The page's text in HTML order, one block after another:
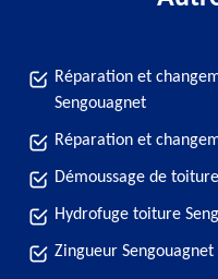
Réparation et
Sengouagnet
Réparation et
Démoussage de
Hydrofuge toiture
Zingueur Sengouagnet